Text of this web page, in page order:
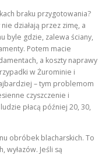
braku przygotowania?
działają przez zimę, a
byle gdzie, zalewa ściany,
Potem macie
a koszty naprawy
w Żurominie i
– tym problemom
czyszczenie i
płacą później 20, 30,
obróbek blacharskich. To
wyłazów. Jeśli są